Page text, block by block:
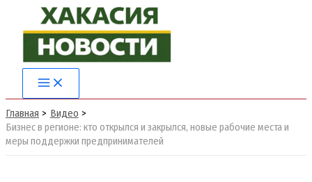
содержимому
Main
Menu
Главная
Видео
Бизнес в регионе: кто открылся и закрылся, новые рабочие места и
меры поддержки предпринимателей